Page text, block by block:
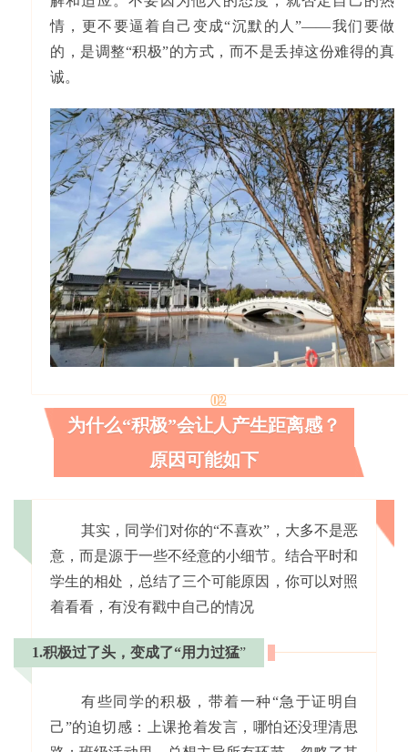
情，更不要逼着自己变成“沉默的人”——我们要做
的，是调整“积极”的方式，而不是丢掉这份难得的真
诚。
02
为什么“积极”会让人产生距离感？
原因可能如下
其实，同学们对你的“不喜欢”，大多不是恶
意，而是源于一些不经意的小细节。结合平时和
学生的相处，总结了三个可能原因，你可以对照
着看看，有没有戳中自己的情况
1.积极过了头，变成了“用力过猛”
有些同学的积极，带着一种“急于证明自
己”的迫切感：上课抢着发言，哪怕还没理清思